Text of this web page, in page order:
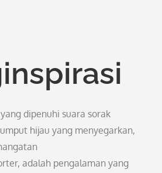
dipenuhi suara sorak
hijau yang menyegarkan,
adalah pengalaman yang